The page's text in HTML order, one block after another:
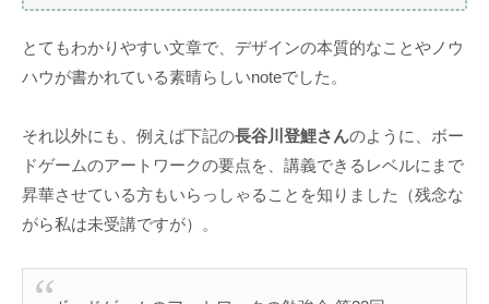
とてもわかりやすい文章で、デザインの本質的なことやノウ
ハウが書かれている素晴らしいnoteでした。
それ以外にも、例えば下記の長谷川登鯉さんのように、ボー
ドゲームのアートワークの要点を、講義できるレベルにまで
昇華させている方もいらっしゃることを知りました（残念な
がら私は未受講ですが）。